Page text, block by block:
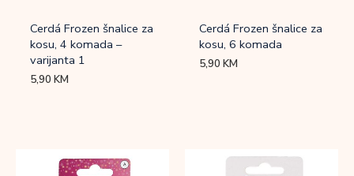
Cerdá Frozen šnalice za
kosu, 4 komada –
varijanta 1
5,90KM
Cerdá Frozen šnalice za
kosu, 6 komada
5,90KM